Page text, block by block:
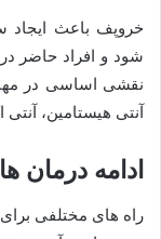
خروپف باعث
شود و افراد حاضر
نقشی اساسی در مهار
آنتی هیستامین،
ادامه درمان
راه های مختلفی برای